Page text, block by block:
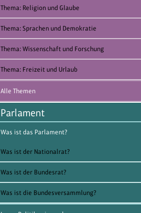
Thema: Religion und Glaube
Thema: Sprachen und Demokratie
Thema: Wissenschaft und Forschung
Thema: Freizeit und Urlaub
Alle Themen
Parlament
Was ist das Parlament?
Was ist der Nationalrat?
Was ist der Bundesrat?
Was ist die Bundesversammlung?